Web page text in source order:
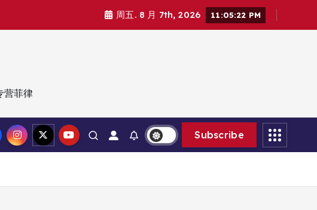
周五. 8 月 7th, 2026 11:05:24 PM
营菲律
Subscribe